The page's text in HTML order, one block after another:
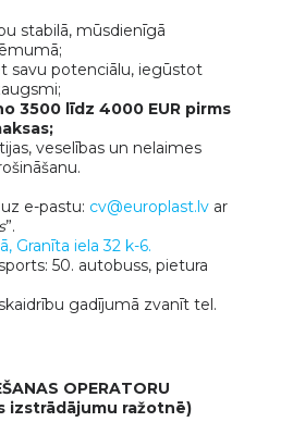
stabilā, mūsdienīgā
savu potenciālu, iegūstot
3500 līdz 4000 EUR pirms
veselības un nelaimes
e-pastu: cv@europlast.lvar
”.
Granīta iela 32 k-6.
50. autobuss, pietura
gadījumā zvanīt tel.
OPERATORU
izstrādājumu ražotnē)